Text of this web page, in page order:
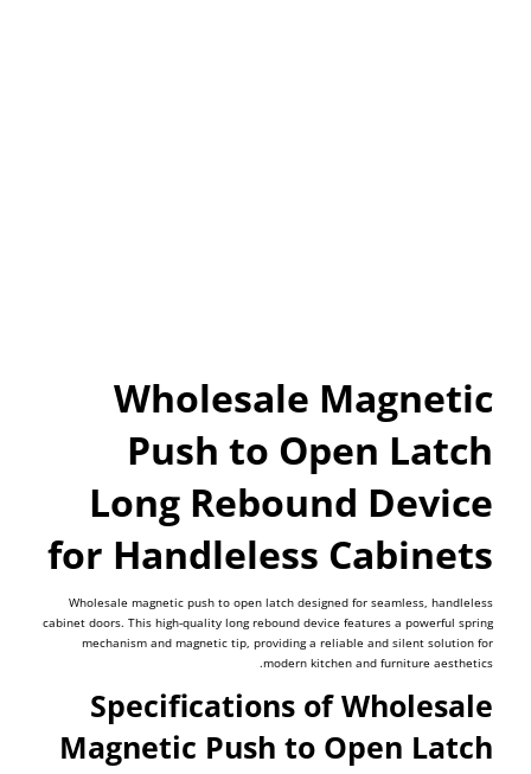
Wholesale Magnetic
Push to Open Latch
Long Rebound Device
for Handleless Cabinets
Wholesale magnetic push to open latch designed for seamless, handleless
cabinet doors. This high-quality long rebound device features a powerful spring
mechanism and magnetic tip, providing a reliable and silent solution for
modern kitchen and furniture aesthetics.
Specifications of Wholesale
Magnetic Push to Open Latch